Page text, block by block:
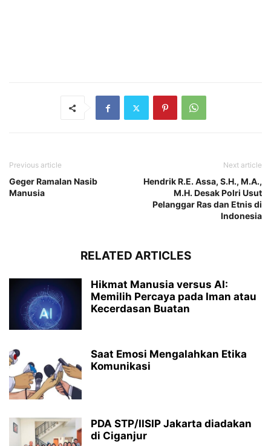
Previous article
Geger Ramalan Nasib
Manusia
Next article
Hendrik R.E. Assa, S.H., M.A.,
M.H. Desak Polri Usut
Pelanggar Ras dan Etnis di
Indonesia
RELATED ARTICLES
Hikmat Manusia versus AI:
Memilih Percaya pada Iman atau
Kecerdasan Buatan
Saat Emosi Mengalahkan Etika
Komunikasi
PDA STP/IISIP Jakarta diadakan
di Ciganjur